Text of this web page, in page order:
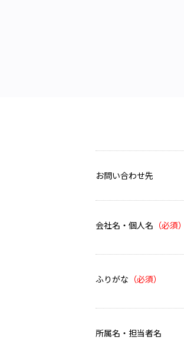
お問い合わせ先
会社名・個人名
ふりがな
所属名・担当者名